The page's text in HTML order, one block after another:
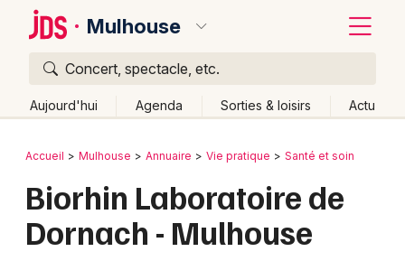
Mulhouse
Concert, spectacle, etc.
Aujourd'hui Agenda Sorties & loisirs Actu
Publier un événement
Bordeaux
Colmar
Retour
Accueil Mulhouse Annuaire Vie pratique Santé et soin
Biorhin Laboratoire de
Dornach - Mulhouse
Quoi ?
Où ?
Partout
Près de moi Changer de lieu
Quand ?
Effacer les dates